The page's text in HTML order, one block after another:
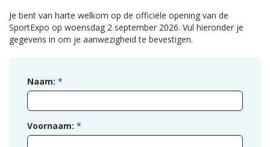
Je bent van harte welkom op de officiële opening van de
SportExpo op woensdag 2 september 2026. Vul hieronder je
gegevens in om je aanwezigheid te bevestigen.
Naam: *
Voornaam: *